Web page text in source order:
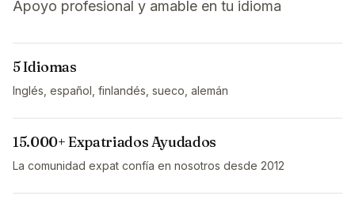
Apoyo profesional y amable en tu idioma
5 Idiomas
Inglés, español, finlandés, sueco, alemán
15.000+ Expatriados Ayudados
La comunidad expat confía en nosotros desde 2012